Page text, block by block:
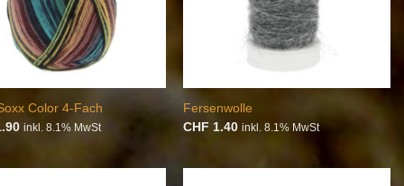
Color 4-Fach
inkl. 8.1% MwSt
Fersenwolle
CHF 1.40 inkl. 8.1% MwSt